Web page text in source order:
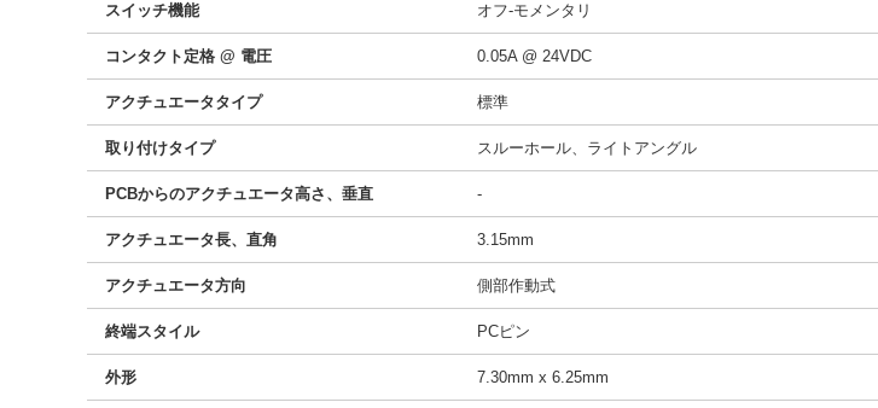
スイッチ機能 オフ-モメンタリ
コンタクト定格 @ 電圧 0.05A @ 24VDC
アクチュエータタイプ 標準
取り付けタイプ スルーホール、ライトアングル
PCBからのアクチュエータ高さ、垂直 -
アクチュエータ長、直角 3.15mm
アクチュエータ方向 側部作動式
終端スタイル PCピン
外形 7.30mm x 6.25mm